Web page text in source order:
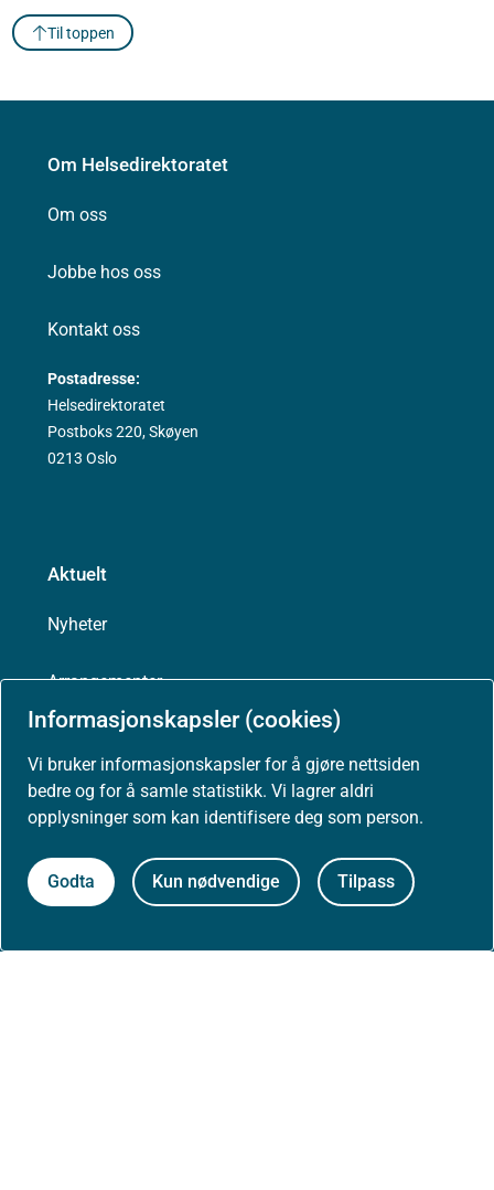
Informasjonskapsler (cookies)
Vi bruker informasjonskapsler for å gjøre nettsiden
bedre og for å samle statistikk. Vi lagrer aldri
opplysninger som kan identifisere deg som person.
Godta Kun nødvendige Tilpass
Til toppen
Om Helsedirektoratet
Om oss
Jobbe hos oss
Kontakt oss
Postadresse:
Helsedirektoratet
Postboks 220, Skøyen
0213 Oslo
Aktuelt
Nyheter
Arrangementer
Presse